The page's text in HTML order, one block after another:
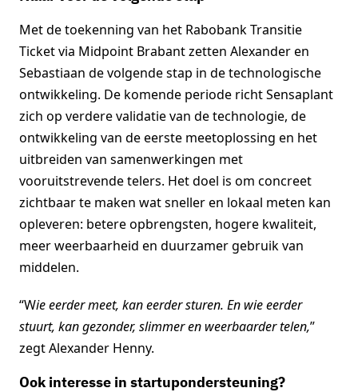
Met de toekenning van het Rabobank Transitie
Ticket via Midpoint Brabant zetten Alexander en
Sebastiaan de volgende stap in de technologische
ontwikkeling. De komende periode richt Sensaplant
zich op verdere validatie van de technologie, de
ontwikkeling van de eerste meetoplossing en het
uitbreiden van samenwerkingen met
vooruitstrevende telers. Het doel is om concreet
zichtbaar te maken wat sneller en lokaal meten kan
opleveren: betere opbrengsten, hogere kwaliteit,
meer weerbaarheid en duurzamer gebruik van
middelen.
“Wie eerder meet, kan eerder sturen. En wie eerder
stuurt, kan gezonder, slimmer en weerbaarder telen,”
zegt Alexander Henny.
Ook interesse in startupondersteuning?